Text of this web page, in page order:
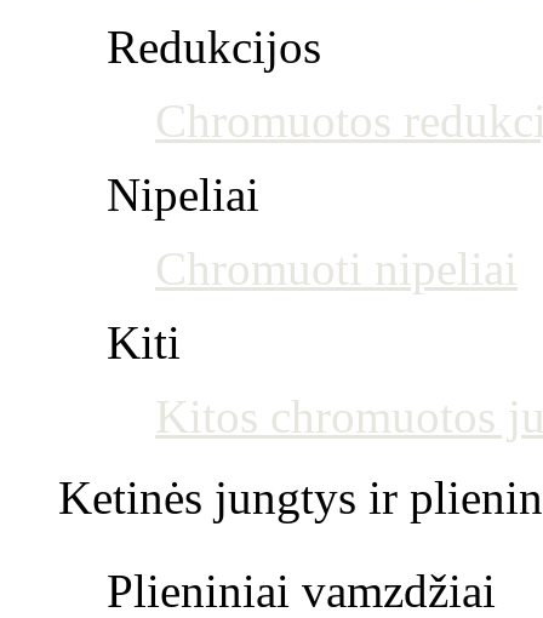
Redukcijos
Chromuotos
Nipeliai
Chromuoti nipeliai
Kiti
Kitos chromuotos
Ketinės jungtys ir
Plieniniai vamzdžiai